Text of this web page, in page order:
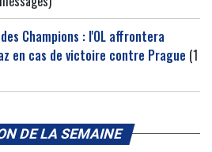
Champions : l'OL affrontera
en cas de victoire contre Prague (1
DE LA SEMAINE